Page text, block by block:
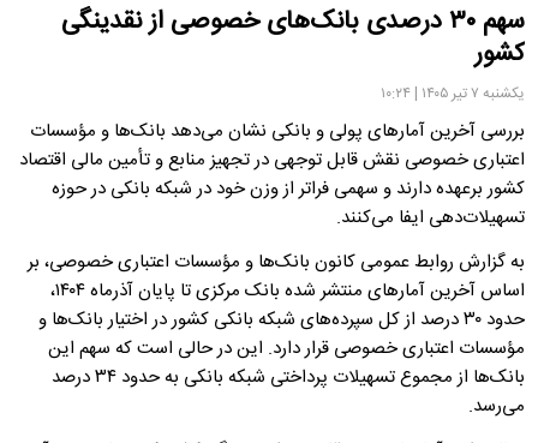
سهم ۳۰ درصدی بانک‌های خصوصی از نقدینگی
کشور
یکشنبه ۷ تیر ۱۴۰۵ | ۱۰:۲۴
بررسی آخرین آمارهای پولی و بانکی نشان می‌دهد بانک‌ها و مؤسسات
اعتباری خصوصی نقش قابل توجهی در تجهیز منابع و تأمین مالی اقتصاد
کشور برعهده دارند و سهمی فراتر از وزن خود در شبکه بانکی در حوزه
تسهیلات‌دهی ایفا می‌کنند.
به گزارش روابط عمومی کانون بانک‌ها و مؤسسات اعتباری خصوصی، بر
اساس آخرین آمارهای منتشر شده بانک مرکزی تا پایان آذرماه ۱۴۰۴،
حدود ۳۰ درصد از کل سپرده‌های شبکه بانکی کشور در اختیار بانک‌ها و
مؤسسات اعتباری خصوصی قرار دارد. این در حالی است که سهم این
بانک‌ها از مجموع تسهیلات پرداختی شبکه بانکی به حدود ۳۴ درصد
می‌رسد.